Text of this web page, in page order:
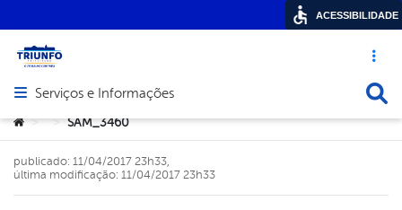
Acesso
Abrir menu principal de navegação
Serviços e Informações
Você está aqui:
> > SAM_3460
publicado: 11/04/2017 23h33,
última modificação: 11/04/2017 23h33
ACESSIBILIDADE